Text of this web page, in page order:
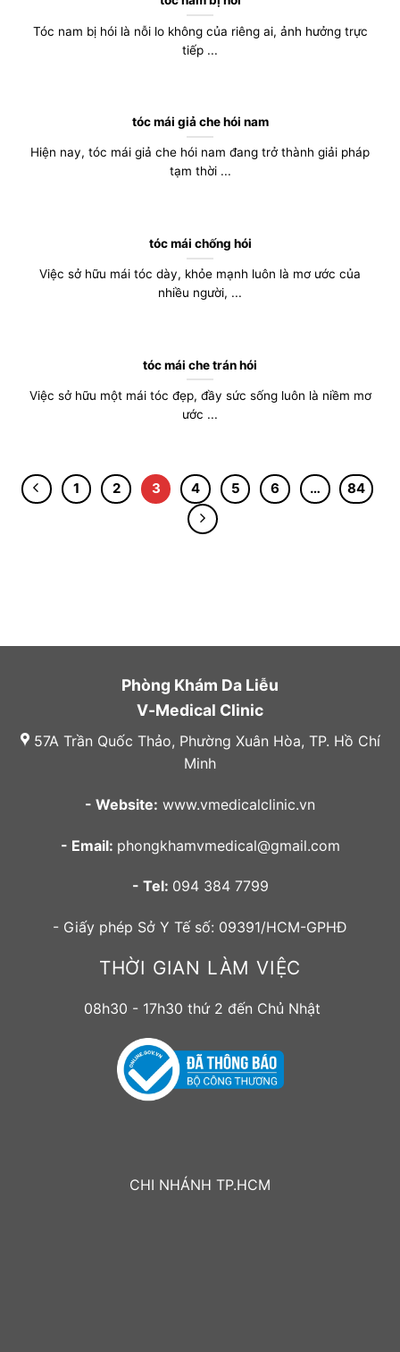
Tóc nam bị hói là nỗi lo không của riêng ai, ảnh hưởng trực
tiếp ...
tóc mái giả che hói nam
Hiện nay, tóc mái giả che hói nam đang trở thành giải pháp
tạm thời ...
tóc mái chống hói
Việc sở hữu mái tóc dày, khỏe mạnh luôn là mơ ước của
nhiều người, ...
tóc mái che trán hói
Việc sở hữu một mái tóc đẹp, đầy sức sống luôn là niềm mơ
ước ...
1 2 3 4 5 6 … 84
Phòng Khám Da Liễu
V-Medical Clinic
57A Trần Quốc Thảo, Phường Xuân Hòa, TP. Hồ Chí
Minh
- Website: www.vmedicalclinic.vn
- Email: phongkhamvmedical@gmail.com
- Tel: 094 384 7799
- Giấy phép Sở Y Tế số: 09391/HCM-GPHĐ
THỜI GIAN LÀM VIỆC
08h30 - 17h30 thứ 2 đến Chủ Nhật
CHI NHÁNH TP.HCM